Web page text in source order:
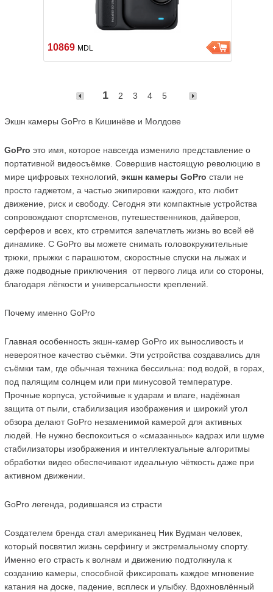
10869 MDL
1 2 3 4 5
Экшн камеры GoPro в Кишинёве и Молдове
GoPro это имя, которое навсегда изменило представление о
портативной видеосъёмке. Совершив настоящую революцию в
мире цифровых технологий, экшн камеры GoPro стали не
просто гаджетом, а частью экипировки каждого, кто любит
движение, риск и свободу. Сегодня эти компактные устройства
сопровождают спортсменов, путешественников, дайверов,
серферов и всех, кто стремится запечатлеть жизнь во всей её
динамике. С GoPro вы можете снимать головокружительные
трюки, прыжки с парашютом, скоростные спуски на лыжах и
даже подводные приключения  от первого лица или со стороны,
благодаря лёгкости и универсальности креплений.
Почему именно GoPro
Главная особенность экшн-камер GoPro их выносливость и
невероятное качество съёмки. Эти устройства создавались для
съёмки там, где обычная техника бессильна: под водой, в горах,
под палящим солнцем или при минусовой температуре.
Прочные корпуса, устойчивые к ударам и влаге, надёжная
защита от пыли, стабилизация изображения и широкий угол
обзора делают GoPro незаменимой камерой для активных
людей. Не нужно беспокоиться о «смазанных» кадрах или шуме
стабилизаторы изображения и интеллектуальные алгоритмы
обработки видео обеспечивают идеальную чёткость даже при
активном движении.
GoPro легенда, родившаяся из страсти
Создателем бренда стал американец Ник Вудман человек,
который посвятил жизнь серфингу и экстремальному спорту.
Именно его страсть к волнам и движению подтолкнула к
созданию камеры, способной фиксировать каждое мгновение
катания на доске, падение, всплеск и улыбку. Вдохновлённый